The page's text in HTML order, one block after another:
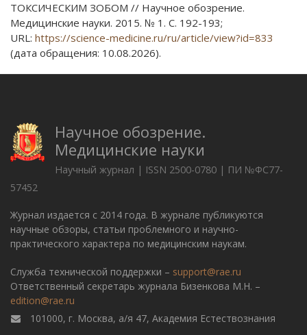
ТОКСИЧЕСКИМ ЗОБОМ // Научное обозрение.
Медицинские науки. 2015. № 1. С. 192-193;
URL: https://science-medicine.ru/ru/article/view?id=833
(дата обращения: 10.08.2026).
Научное обозрение.
Медицинские науки
Научный журнал | ISSN 2500-0780 | ПИ №ФС77-
57452
Журнал издается с 2014 года. В журнале публикуются
научные обзоры, статьи проблемного и научно-
практического характера по медицинским наукам.
Служба технической поддержки – support@rae.ru
Ответственный секретарь журнала Бизенкова М.Н. –
edition@rae.ru
101000, г. Москва, а/я 47, Академия Естествознания